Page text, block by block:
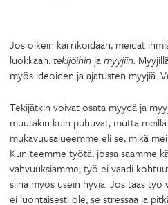
Jos oikein karrikoidaan, meidät
luokkaan:tekijöihin jamyyjiin.
myös ideoiden ja ajatusten myyjiä.
Tekijätkin voivat osata myydä ja
muutakin kuin puhuvat, mutta
mukavuusalueemme eli se, mikä
Kun teemme työtä, jossa saamme
vahvuuksiamme, työ ei vaadi
siinä myös usein hyviä. Jos taas
ei luontaisesti ole, se stressaa ja